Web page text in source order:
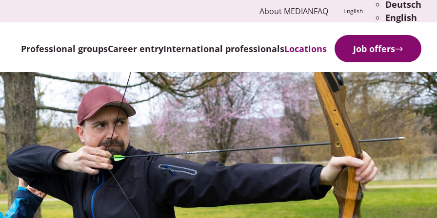
About MEDIANFAQ English
Deutsch
English
Professional groupsCareer entryInternational professionalsLocations Job offers